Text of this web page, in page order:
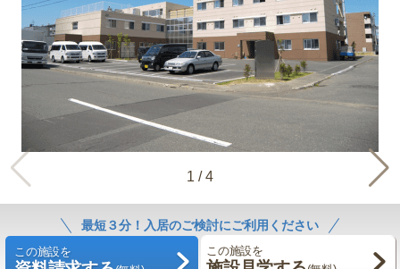
1 /4
最短３分！入居のご検討にご利用ください
この施設を この施設を